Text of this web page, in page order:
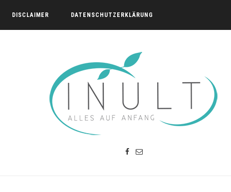
DISCLAIMER DATENSCHUTZERKLÄRUNG